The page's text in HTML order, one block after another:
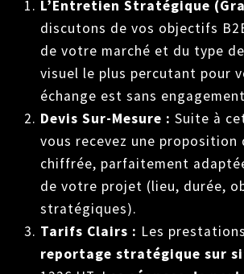
L’Entretien Stratégique
discutons de vos objectifs
de votre marché et du type
visuel le plus percutant pour
échange est sans
Devis Sur-Mesure : Suite à
vous recevez une
chiffrée, parfaitement
de votre projet (lieu, durée,
stratégiques).
Tarifs Clairs : Les
reportage stratégique sur